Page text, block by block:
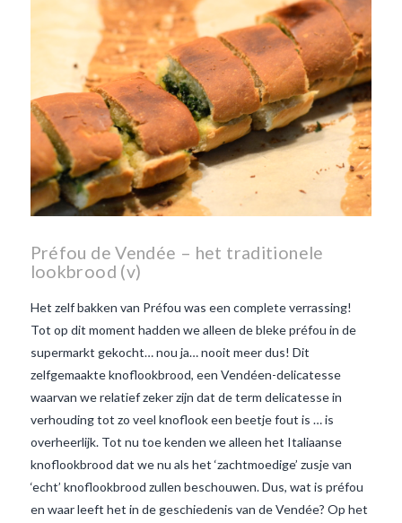
Préfou de Vendée – het traditionele
lookbrood (v)
Het zelf bakken van Préfou was een complete verrassing!
Tot op dit moment hadden we alleen de bleke préfou in de
supermarkt gekocht… nou ja… nooit meer dus! Dit
zelfgemaakte knoflookbrood, een Vendéen-delicatesse
waarvan we relatief zeker zijn dat de term delicatesse in
verhouding tot zo veel knoflook een beetje fout is … is
overheerlijk. Tot nu toe kenden we alleen het Italiaanse
knoflookbrood dat we nu als het ‘zachtmoedige’ zusje van
‘echt’ knoflookbrood zullen beschouwen. Dus, wat is préfou
en waar leeft het in de geschiedenis van de Vendée? Op het